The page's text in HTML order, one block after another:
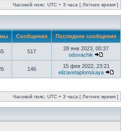
Часовой пояс: UTC + 3 часа [ Летнее время ]
Сообщения Последнее сообщение
517
28 янв 2023, 00:37
oduvachik
146
15 фев 2022, 23:21
elizavetaplonskaya
Часовой пояс: UTC + 3 часа [ Летнее время ]